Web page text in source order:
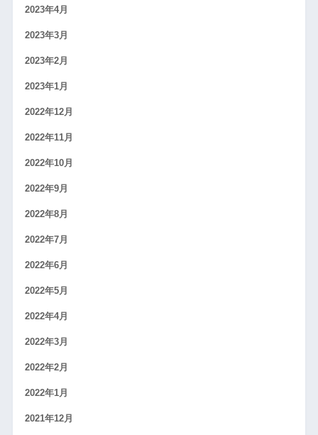
2023年4月
2023年3月
2023年2月
2023年1月
2022年12月
2022年11月
2022年10月
2022年9月
2022年8月
2022年7月
2022年6月
2022年5月
2022年4月
2022年3月
2022年2月
2022年1月
2021年12月